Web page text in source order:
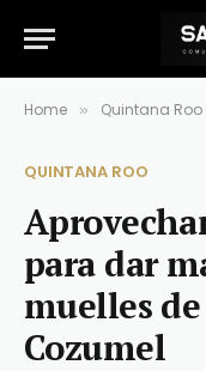
Home » Quintana Roo
QUINTANA ROO
para dar
muelles
Cozumel